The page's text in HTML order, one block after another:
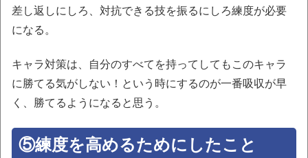
差し返しにしろ、対抗できる技を振るにしろ練度が必要
になる。
キャラ対策は、自分のすべてを持ってしてもこのキャラ
に勝てる気がしない！という時にするのが一番吸収が早
く、勝てるようになると思う。
⑤練度を高めるためにしたこと